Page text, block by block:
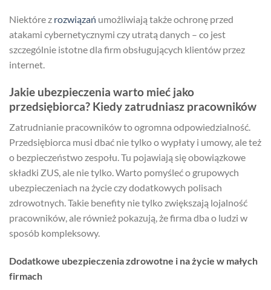
Niektóre z rozwiązań umożliwiają także ochronę przed
atakami cybernetycznymi czy utratą danych – co jest
szczególnie istotne dla firm obsługujących klientów przez
internet.
Jakie ubezpieczenia warto mieć jako
przedsiębiorca? Kiedy zatrudniasz pracowników
Zatrudnianie pracowników to ogromna odpowiedzialność.
Przedsiębiorca musi dbać nie tylko o wypłaty i umowy, ale też
o bezpieczeństwo zespołu. Tu pojawiają się obowiązkowe
składki ZUS, ale nie tylko. Warto pomyśleć o grupowych
ubezpieczeniach na życie czy dodatkowych polisach
zdrowotnych. Takie benefity nie tylko zwiększają lojalność
pracowników, ale również pokazują, że firma dba o ludzi w
sposób kompleksowy.
Dodatkowe ubezpieczenia zdrowotne i na życie w małych
firmach